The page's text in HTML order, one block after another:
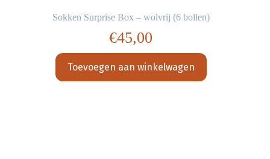
Sokken Surprise Box – wolvrij (6 bollen)
€45,00
Toevoegen aan winkelwagen